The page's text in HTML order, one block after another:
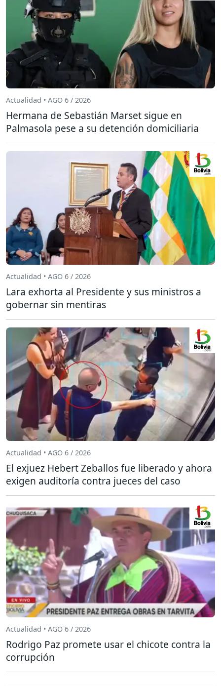
Actualidad • AGO 6 / 2026
Hermana de Sebastián Marset sigue en
Palmasola pese a su detención domiciliaria
Actualidad • AGO 6 / 2026
Lara exhorta al Presidente y sus ministros a
gobernar sin mentiras
Actualidad • AGO 6 / 2026
El exjuez Hebert Zeballos fue liberado y ahora
exigen auditoría contra jueces del caso
Actualidad • AGO 6 / 2026
Rodrigo Paz promete usar el chicote contra la
corrupción